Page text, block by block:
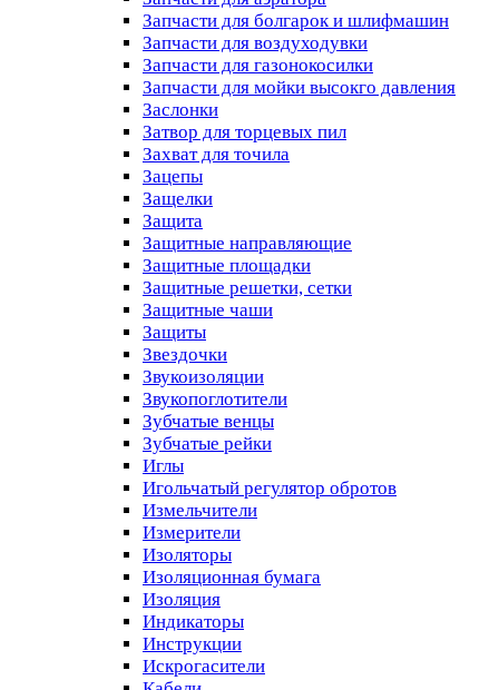
Запчасти для болгарок и шлифмашин
Запчасти для воздуходувки
Запчасти для газонокосилки
Запчасти для мойки высокго давления
Заслонки
Затвор для торцевых пил
Захват для точила
Зацепы
Защелки
Защита
Защитные направляющие
Защитные площадки
Защитные решетки, сетки
Защитные чаши
Защиты
Звездочки
Звукоизоляции
Звукопоглотители
Зубчатые венцы
Зубчатые рейки
Иглы
Игольчатый регулятор обротов
Измельчители
Измерители
Изоляторы
Изоляционная бумага
Изоляция
Индикаторы
Инструкции
Искрогасители